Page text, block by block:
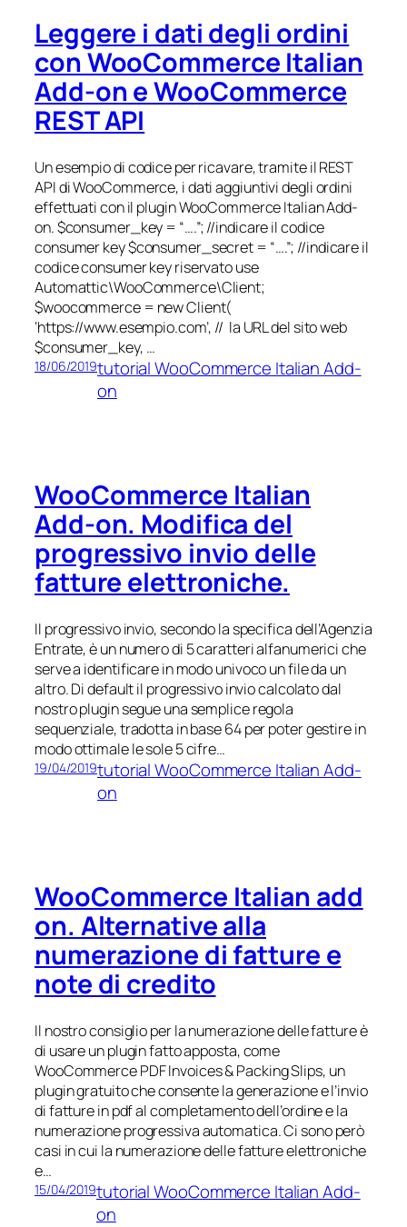
Leggere i dati degli ordini
con WooCommerce Italian
Add-on e WooCommerce
REST API
Un esempio di codice per ricavare, tramite il REST
API di WooCommerce, i dati aggiuntivi degli ordini
effettuati con il plugin WooCommerce Italian Add-
on. $consumer_key = “….”; //indicare il codice
consumer key $consumer_secret = “….”; //indicare il
codice consumer key riservato use
Automattic\WooCommerce\Client;
$woocommerce = new Client(
‘https://www.esempio.com’, // la URL del sito web
$consumer_key, …
18/06/2019tutorial WooCommerce Italian Add-
on
WooCommerce Italian
Add-on. Modifica del
progressivo invio delle
fatture elettroniche.
Il progressivo invio, secondo la specifica dell’Agenzia
Entrate, è un numero di 5 caratteri alfanumerici che
serve a identificare in modo univoco un file da un
altro. Di default il progressivo invio calcolato dal
nostro plugin segue una semplice regola
sequenziale, tradotta in base 64 per poter gestire in
modo ottimale le sole 5 cifre…
19/04/2019tutorial WooCommerce Italian Add-
on
WooCommerce Italian add
on. Alternative alla
numerazione di fatture e
note di credito
Il nostro consiglio per la numerazione delle fatture è
di usare un plugin fatto apposta, come
WooCommerce PDF Invoices & Packing Slips, un
plugin gratuito che consente la generazione e l’invio
di fatture in pdf al completamento dell’ordine e la
numerazione progressiva automatica. Ci sono però
casi in cui la numerazione delle fatture elettroniche
e…
15/04/2019tutorial WooCommerce Italian Add-
on